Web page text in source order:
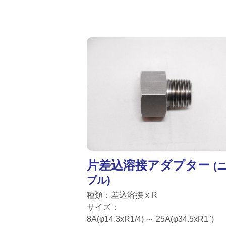
片差込溶接アダプター (
プル)
種類：差込溶接 x R
サイズ：
8A(φ14.3xR1/4) ～ 25A(φ34.5xR1")